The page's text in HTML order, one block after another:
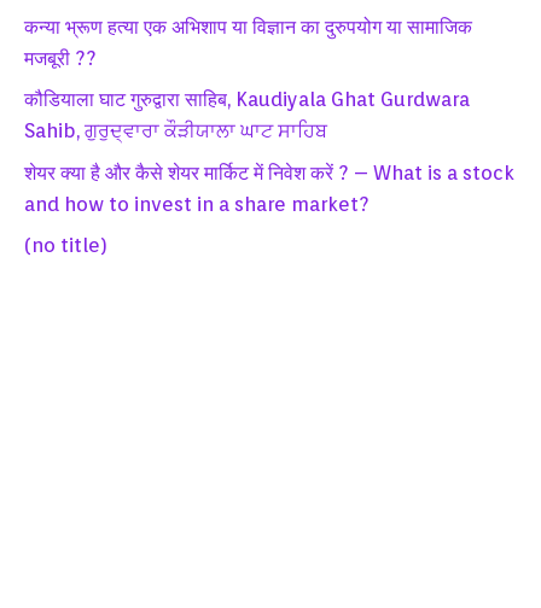
कन्या भ्रूण हत्या एक अभिशाप या विज्ञान का दुरुपयोग या सामाजिक
मजबूरी ??
कौडियाला घाट गुरुद्वारा साहिब, Kaudiyala Ghat Gurdwara
Sahib, ਗੁਰੁਦ੍ਵਾਰਾ ਕੌੜੀਯਾਲਾ ਘਾਟ ਸਾਹਿਬ
शेयर क्या है और कैसे शेयर मार्किट में निवेश करें ? – What is a stock
and how to invest in a share market?
(no title)